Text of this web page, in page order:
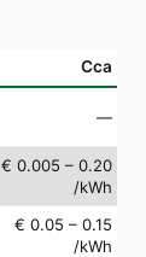
Cca
—
€ 0.005 – 0.20
/kWh
€ 0.05 – 0.15
/kWh